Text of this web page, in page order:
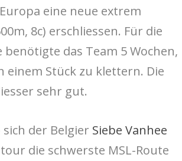
eine neue extrem
8c) erschliessen. Für die
das Team 5 Wochen,
einem Stück zu klettern. Die
sehr gut.
sich der Belgier Siebe Vanhee
die schwerste MSL-Route